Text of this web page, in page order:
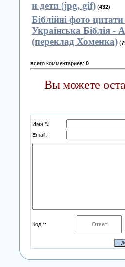
и дети (jpg, gif) (432)
Біблійні фото цитати
Українська Біблія -
(переклад Хоменка) (
всего комментариев: 0
Вы можете
Имя *:
Email:
Код *: